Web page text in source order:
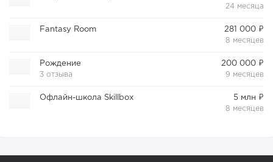
24 месяца
Fantasy Room
281 000 ₽
8 месяцев
Рождение
3 отзыва
200 000 ₽
9 месяцев
Офлайн-школа Skillbox
5 млн ₽
8 месяцев